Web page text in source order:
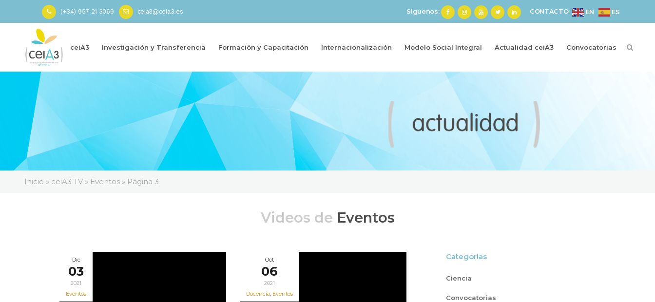
(+34) 957 21 3069 ceia3@ceia3.es Síguenos: CONTACTO EN ES
ceiA3 Investigación y Transferencia Formación y Capacitación Internacionalización Modelo Social Integral Actualidad ceiA3 Convocatorias
Inicio » ceiA3 TV » Eventos » Página 3
Videos de Eventos
Dic
03
2021
Eventos
Oct
06
2021
Docencia, Eventos
Categorías
Ciencia
Convocatorias